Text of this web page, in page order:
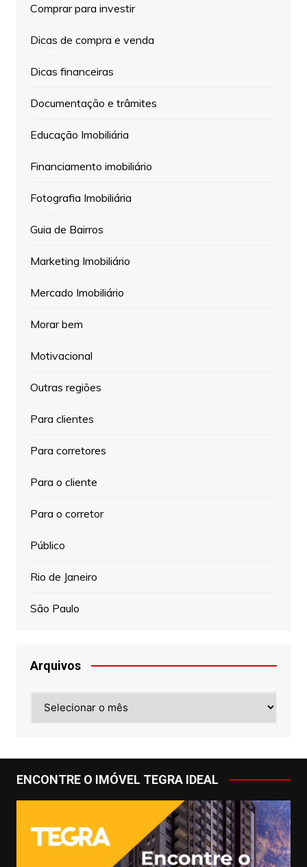
Comprar para investir
Dicas de compra e venda
Dicas financeiras
Documentação e trâmites
Educação Imobiliária
Financiamento imobiliário
Fotografia Imobiliária
Guia de Bairros
Marketing Imobiliário
Mercado Imobiliário
Morar bem
Motivacional
Outras regiões
Para clientes
Para corretores
Para o cliente
Para o corretor
Público
Rio de Janeiro
São Paulo
Arquivos
ENCONTRE O IMÓVEL TEGRA IDEAL